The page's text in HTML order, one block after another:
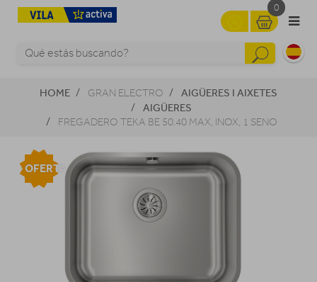
0
HOME GRAN ELECTRO
AIGÜERES I AIXETES
AIGÜERES
FREGADERO TEKA BE 50.40 MAX, INOX, 1 SENO
OFERTA